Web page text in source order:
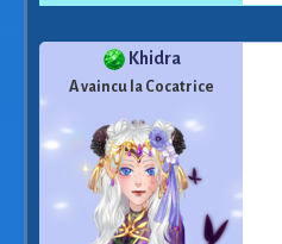
Khidra
A vaincu la Cocatrice